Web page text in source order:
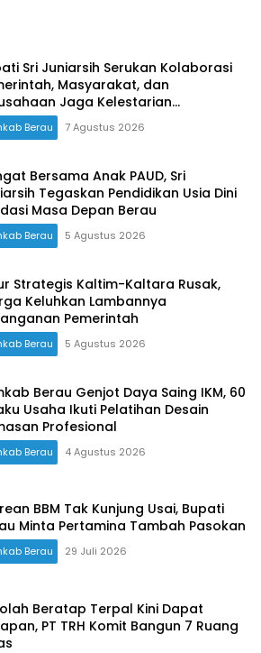
Sri Juniarsih Serukan Kolaborasi
Masyarakat, dan
Jaga Kelestarian
Berau 7 Agustus 2026
Bersama Anak PAUD, Sri
Tegaskan Pendidikan Usia Dini
Masa Depan Berau
Berau 5 Agustus 2026
Strategis Kaltim-Kaltara Rusak,
Keluhkan Lambannya
Pemerintah
Berau 5 Agustus 2026
Berau Genjot Daya Saing IKM, 60
Usaha Ikuti Pelatihan Desain
Profesional
Berau 4 Agustus 2026
BBM Tak Kunjung Usai, Bupati
Minta Pertamina Tambah Pasokan
Berau 29 Juli 2026
Beratap Terpal Kini Dapat
PT TRH Komit Bangun 7 Ruang